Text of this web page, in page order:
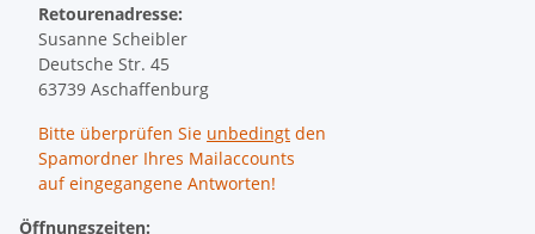
Retourenadresse:
Susanne Scheibler
Deutsche Str. 45
63739 Aschaffenburg
Bitte überprüfen Sie unbedingt den
Spamordner Ihres Mailaccounts
auf eingegangene Antworten!
Öffnungszeiten: